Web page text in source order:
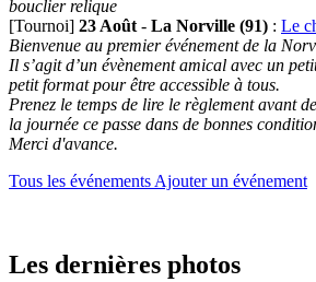
bouclier relique
[Tournoi] 23 Août - La Norville (91) : Le
Bienvenue au premier événement de la
Il s’agit d’un évènement amical avec un
petit format pour être accessible à tous.
Prenez le temps de lire le règlement avant
la journée ce passe dans de bonnes
Merci d'avance.
Tous les événements Ajouter un événement
Les dernières photos